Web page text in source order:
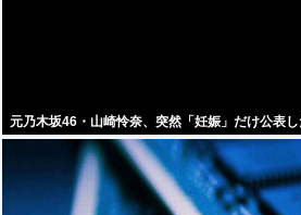
元乃木坂46・山崎怜奈、突然「妊娠」だけ公表し